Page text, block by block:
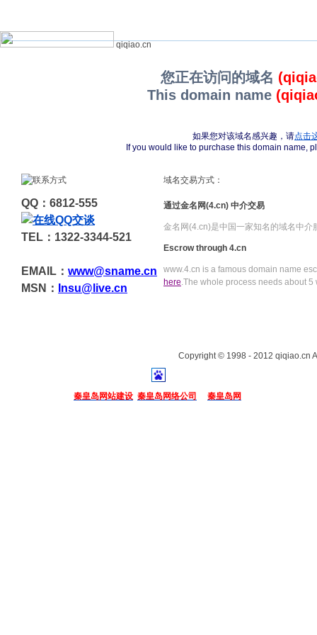
qiqiao.cn
您正在访问的域名
This domain name
如果您对该域名感兴趣，请点击
If you would like to purchase this domain name,
QQ：6812-555
TEL：1322-3344-521
EMAIL： www@sname.cn
MSN：
Insu@live.cn
域名交易方式：
通过金名网(4.cn) 中介交易
金名网(4.cn)是中国一家知名的域名中介
Escrow through 4.cn
www.4.cn is a famous domain name
here.The whole process needs about 5
Copyright © 1998 - 2012 qiqiao.cn
秦皇岛网站建设 秦皇岛网络公司 秦皇岛网